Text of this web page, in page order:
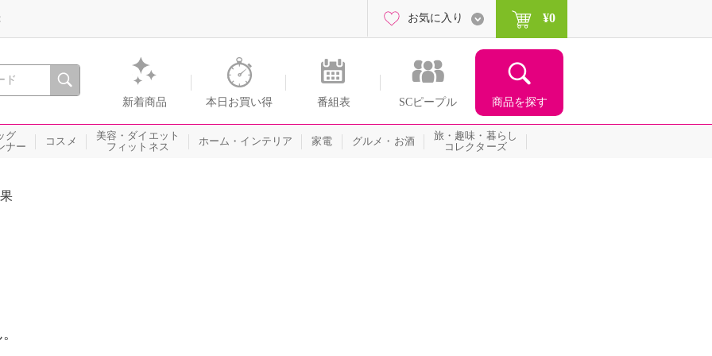
間を。通販・テレビショッピングのショップチャンネル
新着商品 本日お買い得 番組表 SCピープル 商品を探す
お気に入り ¥0
グ
ナー
コスメ
美容・ダイエット
フィットネス
ホーム・インテリア 家電 グルメ・お酒
旅・趣味・暮らし
コレクターズ